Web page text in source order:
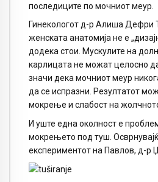
последиците по мочниот меур.
Гинекологот д-р Алиша Дефри
женската анатомија не е
додека стои. Мускулите на
карлицата не можат целосно
значи дека мочниот меур
да се испразни. Резултатот
мокрење и слабост на
И уште една околност е
мокрењето под туш.
експериментот на Павлов, д-р